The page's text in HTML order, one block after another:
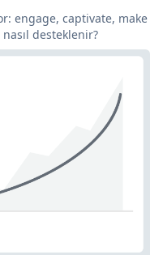
engage, captivate, make
desteklenir?